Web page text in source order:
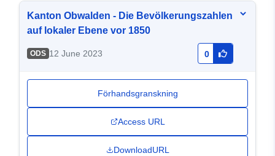
Kanton Obwalden - Die Bevölkerungszahlen
auf lokaler Ebene vor 1850
ODS 12 June 2023 0
Förhandsgranskning
Access URL
DownloadURL